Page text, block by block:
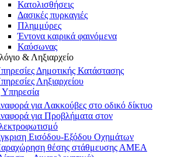
Κατολισθήσεις
Δασικές πυρκαγιές
Πλημμύρες
Έντονα καιρικά φαινόμενα
Καύσωνας
& Ληξιαρχείο
Δημοτικής Κατάστασης
Ληξιαρχείου
Υπηρεσία
για Λακκούβες στο οδικό δίκτυο
για Προβλήματα στον
Εισόδου-Εξόδου Οχημάτων
θέσης στάθμευσης ΑΜΕΑ